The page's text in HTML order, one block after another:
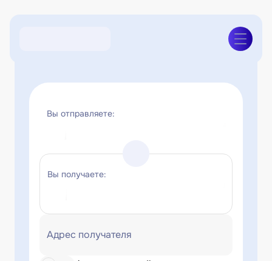
Вы отправляете:
Вы получаете:
Адрес получателя